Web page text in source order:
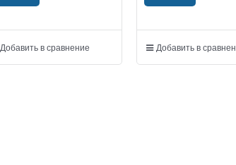
Добавить в сравнение Добавить в